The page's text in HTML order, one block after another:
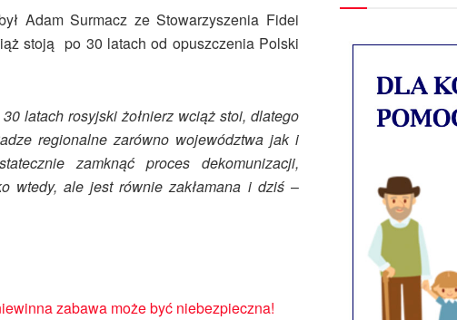
Adam Surmacz ze Stowarzyszenia Fidei
stoją po 30 latach od opuszczenia Polski
latach rosyjski żołnierz wciąż stoi, dlatego
regionalne zarówno województwa jak i
zamknąć proces dekomunizacji,
wtedy, ale jest równie zakłamana i dziś–
zabawa może być niebezpieczna!